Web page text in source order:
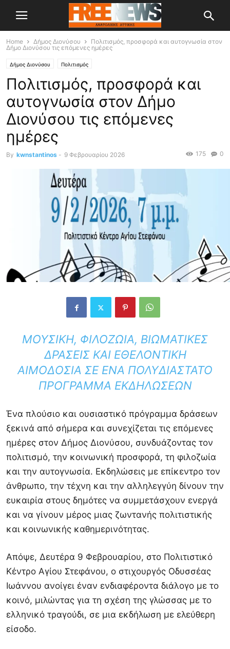
Home Δήμος Διονύσου
Πολιτισμός, προσφορά και αυτογνωσία στον
Δήμο Διονύσου τις επόμενες ημέρες
Δήμος Διονύσου Πολιτισμός
Πολιτισμός, προσφορά και
αυτογνωσία στον Δήμο
Διονύσου τις επόμενες
ημέρες
By kwnstantinos - 9 Φεβρουαρίου 2026 0
175
ΜΟΥΣΙΚΉ, ΦΙΛΟΖΩΊΑ, ΒΙΩΜΑΤΙΚΈΣ
ΔΡΆΣΕΙΣ ΚΑΙ ΕΘΕΛΟΝΤΙΚΉ
ΑΙΜΟΔΟΣΊΑ ΣΕ ΈΝΑ ΠΟΛΥΔΙΆΣΤΑΤΟ
ΠΡΌΓΡΑΜΜΑ ΕΚΔΗΛΏΣΕΩΝ
Ένα πλούσιο και ουσιαστικό πρόγραμμα δράσεων
ξεκινά από σήμερα και συνεχίζεται τις επόμενες
ημέρες στον Δήμος Διονύσου, συνδυάζοντας τον
πολιτισμό, την κοινωνική προσφορά, τη φιλοζωία
και την αυτογνωσία. Εκδηλώσεις με επίκεντρο τον
άνθρωπο, την τέχνη και την αλληλεγγύη δίνουν την
ευκαιρία στους δημότες να συμμετάσχουν ενεργά
και να γίνουν μέρος μιας ζωντανής πολιτιστικής
και κοινωνικής καθημερινότητας.
Απόψε, Δευτέρα 9 Φεβρουαρίου, στο Πολιτιστικό
Κέντρο Αγίου Στεφάνου, ο στιχουργός Οδυσσέας
Ιωάννου ανοίγει έναν ενδιαφέροντα διάλογο με το
κοινό, μιλώντας για τη σχέση της γλώσσας με το
ελληνικό τραγούδι, σε μια εκδήλωση με ελεύθερη
είσοδο.